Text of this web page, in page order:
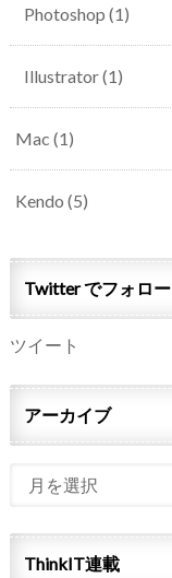
Photoshop (1)
Illustrator(1)
Mac (1)
Kendo (5)
Twitter でフォロー
ツイート
アーカイブ
ThinkIT連載